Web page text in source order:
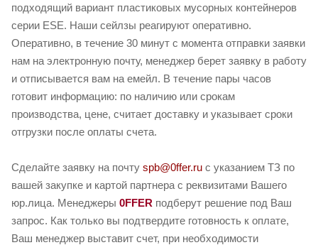
подходящий вариант пластиковых мусорных контейнеров
серии ESE. Наши сейлзы реагируют оперативно.
Оперативно, в течение 30 минут с момента отправки заявки
нам на электронную почту, менеджер берет заявку в работу
и отписывается вам на емейл. В течение пары часов
готовит информацию: по наличию или срокам
производства, цене, считает доставку и указывает сроки
отгрузки после оплаты счета.
Сделайте заявку на почту spb@0ffer.ru с указанием ТЗ по
вашей закупке и картой партнера с реквизитами Вашего
юр.лица. Менеджеры 0FFER подберут решение под Ваш
запрос. Как только вы подтвердите готовность к оплате,
Ваш менеджер выставит счет, при необходимости